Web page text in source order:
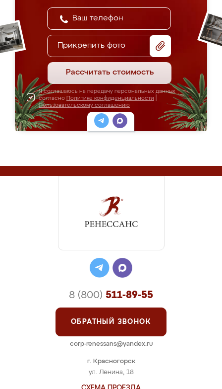
Прикрепить фото
Рассчитать стоимость
Я соглашаюсь на передачу персональных данных
согласно Политике конфиденциальности
Пользовательскому соглашению
г. Красногорск
ул. Ленина, 18
8 (800) 511-89-55
ОБРАТНЫЙ ЗВОНОК
corp-renessans@yandex.ru